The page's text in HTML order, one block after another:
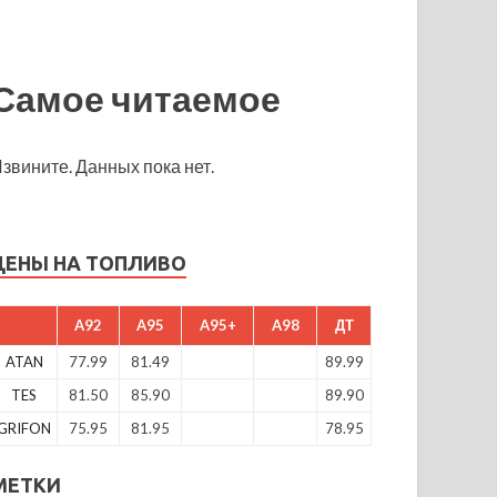
читаемое
Данных пока нет.
НА ТОПЛИВО
A92 A95 A95+ A98 ДТ
ATAN 77.99 81.49
89.99
TES
81.50 85.90
89.90
75.95 81.95 78.95